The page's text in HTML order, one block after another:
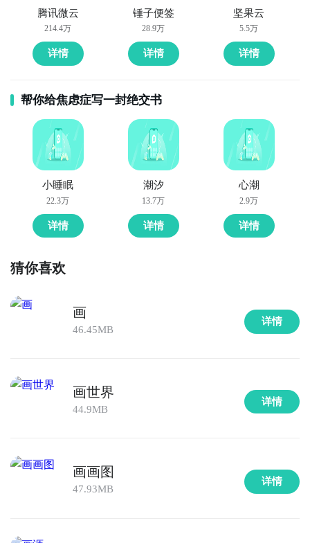
腾讯微云
214.4万
详情
锤子便签
28.9万
详情
坚果云
5.5万
详情
帮你给焦虑症写一封绝交书
小睡眠
22.3万
详情
潮汐
13.7万
详情
心潮
2.9万
详情
猜你喜欢
画
46.45MB
详情
画世界
44.9MB
详情
画画图
47.93MB
详情